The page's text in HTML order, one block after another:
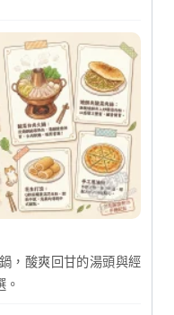
，酸爽回甘的湯頭與經
。